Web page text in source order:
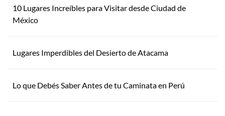
10 Lugares Increíbles para Visitar desde Ciudad de
México
Lugares Imperdibles del Desierto de Atacama
Lo que Debés Saber Antes de tu Caminata en Perú